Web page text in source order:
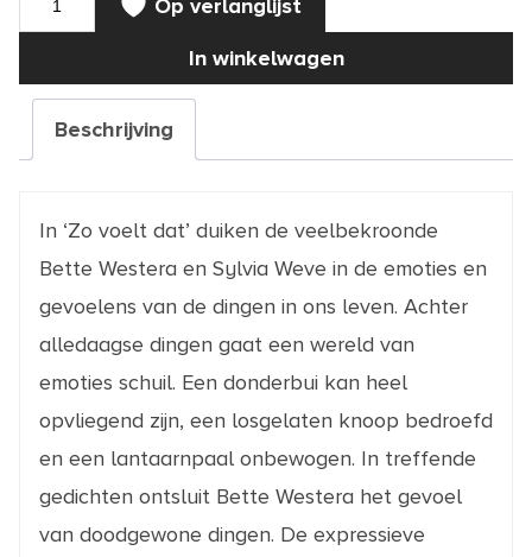
Zo
aantal
In winkelwagen
Op verlanglijst
Beschrijving
In ‘Zo voelt dat’ duiken de veelbekroonde
Bette Westera en Sylvia Weve in de emoties en
gevoelens van de dingen in ons leven. Achter
alledaagse dingen gaat een wereld van
emoties schuil. Een donderbui kan heel
opvliegend zijn, een losgelaten knoop bedroefd
en een lantaarnpaal onbewogen. In treffende
gedichten ontsluit Bette Westera het gevoel
van doodgewone dingen. De expressieve